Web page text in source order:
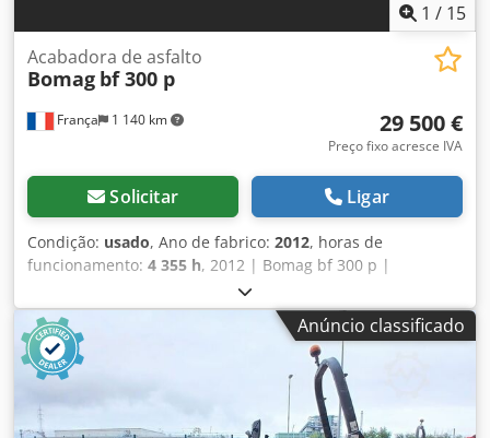
1 / 15
França 1 140 km
Acabadora de asfalto
Bomag bf 300 p
29 500 €
Preço fixo acresce IVA
Solicitar Ligar
Condição: usado, Ano de fabrico: 2012, horas de
funcionamento: 4 355 h, 2012 | Bomag bf 300 p |
Pavimentadora de asfalto usada | 4355 horas 📍
Localização: França 🚛 Entrega disponível no seu destino –
Utilize a nossa calculadora de frete para estimar os custos
de transporte! 💰 Compre agora por 29 500 EUR ou faça
uma oferta. Pagamento no momento da entrega disponível
mediante uma taxa acessível (sujeito a aprovação)* 👷‍♂️
Inspecionado por um especialista independente 56 pontos
Anúncio classificado